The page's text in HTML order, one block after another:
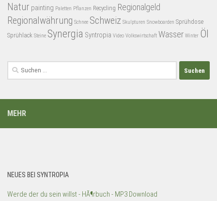
Natur painting Paletten Pflanzen Recycling Regionalgeld
Regionalwährung Schnee Schweiz Skulpturen Snowboarden Sprühdose
Sprühlack Steine Synergia Syntropia Video Volkswirtschaft Wasser Winter Öl
Suchen
nach:
MEHR
NEUES BEI SYNTROPIA
Werde der du sein willst - HÃ¶rbuch - MP3 Download